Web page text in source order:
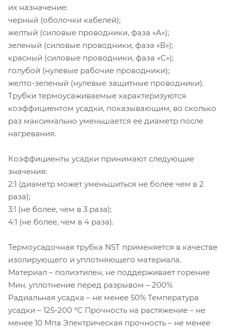
их назначение:
черный (оболочки кабелей);
желтый (силовые проводники, фаза «А»);
зеленый (силовые проводники, фаза «В»);
красный (силовые проводники, фаза «С»);
голубой (нулевые рабочие проводники);
желто-зеленый (нулевые защитные проводники).
Трубки термоусаживаемые характеризуются
коэффициентом усадки, показывающим, во сколько
раз максимально уменьшается ее диаметр после
нагревания.
Коэффициенты усадки принимают следующие
значения:
2:1 (диаметр может уменьшиться не более чем в 2
раза);
3:1 (не более, чем в 3 раза);
4:1 (не более, чем в 4 раза).
Термоусадочная трубка NST применяется в качестве
изолирующего и уплотняющего материала.
Материал – полиэтилен, не поддерживает горение
Мин. уплотнение перед разрывом – 200%
Радиальная усадка – не менее 50% Температура
усадки – 125-200 °C Прочность на растяжение – не
менее 10 Мпа Электрическая прочность – не менее